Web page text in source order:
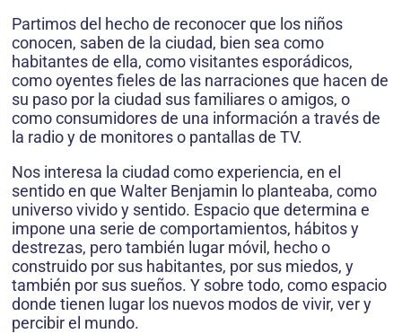
Partimos del hecho de reconocer que los niños
conocen, saben de la ciudad, bien sea como
habitantes de ella, como visitantes esporádicos,
como oyentes fieles de las narraciones que hacen de
su paso por la ciudad sus familiares o amigos, o
como consumidores de una información a través de
la radio y de monitores o pantallas de TV.
Nos interesa la ciudad como experiencia, en el
sentido en que Walter Benjamin lo planteaba, como
universo vivido y sentido. Espacio que determina e
impone una serie de comportamientos, hábitos y
destrezas, pero también lugar móvil, hecho o
construido por sus habitantes, por sus miedos, y
también por sus sueños. Y sobre todo, como espacio
donde tienen lugar los nuevos modos de vivir, ver y
percibir el mundo.